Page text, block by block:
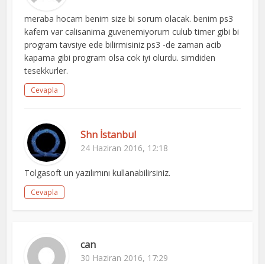
meraba hocam benim size bi sorum olacak. benim ps3
kafem var calisanima guvenemiyorum culub timer gibi bi
program tavsiye ede bilirmisiniz ps3 -de zaman acib
kapama gibi program olsa cok iyi olurdu. simdiden
tesekkurler.
Cevapla
Shn İstanbul
24 Haziran 2016, 12:18
Tolgasoft un yazılımını kullanabilirsiniz.
Cevapla
can
30 Haziran 2016, 17:29